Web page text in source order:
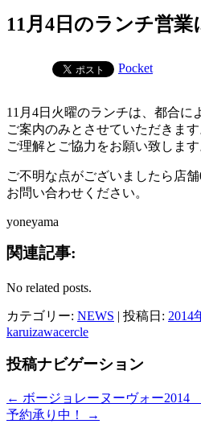
11月4日のランチ営業
Pocket
11月4日火曜のランチは、都合に
ご案内のみとさせていただきます
ご理解とご協力をお願い致します
ご不明な点がございましたら店舗
お問い合わせください。
yoneyama
関連記事:
No related posts.
カテゴリー: NEWS | 投稿日: 2014
karuizawacercle
投稿ナビゲーション
← ボージョレーヌーヴォー2014
予約承り中！
→